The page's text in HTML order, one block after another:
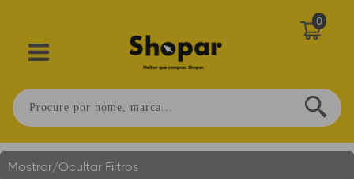
0
Mostrar/Ocultar Filtros